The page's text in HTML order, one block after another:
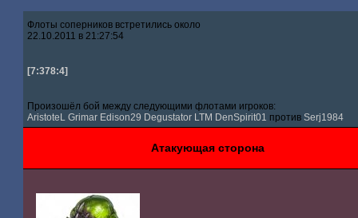
Флоты соперников встретились около
22.10.2011 в 21:27:54
[7:378:4]
Произошёл бой между следующими флотами игроков:
AristoteL Grimar Edison29 Degustator LTM DenSpirit01 противSerj1984
Атакующая сторона